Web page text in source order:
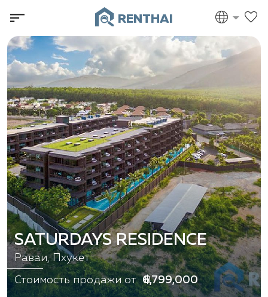
RENTHAI
SATURDAYS RESIDENCE
Раваи, Пхукет
Стоимость продажи от ฿ 6,799,000